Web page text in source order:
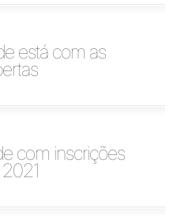
está com as
com inscrições